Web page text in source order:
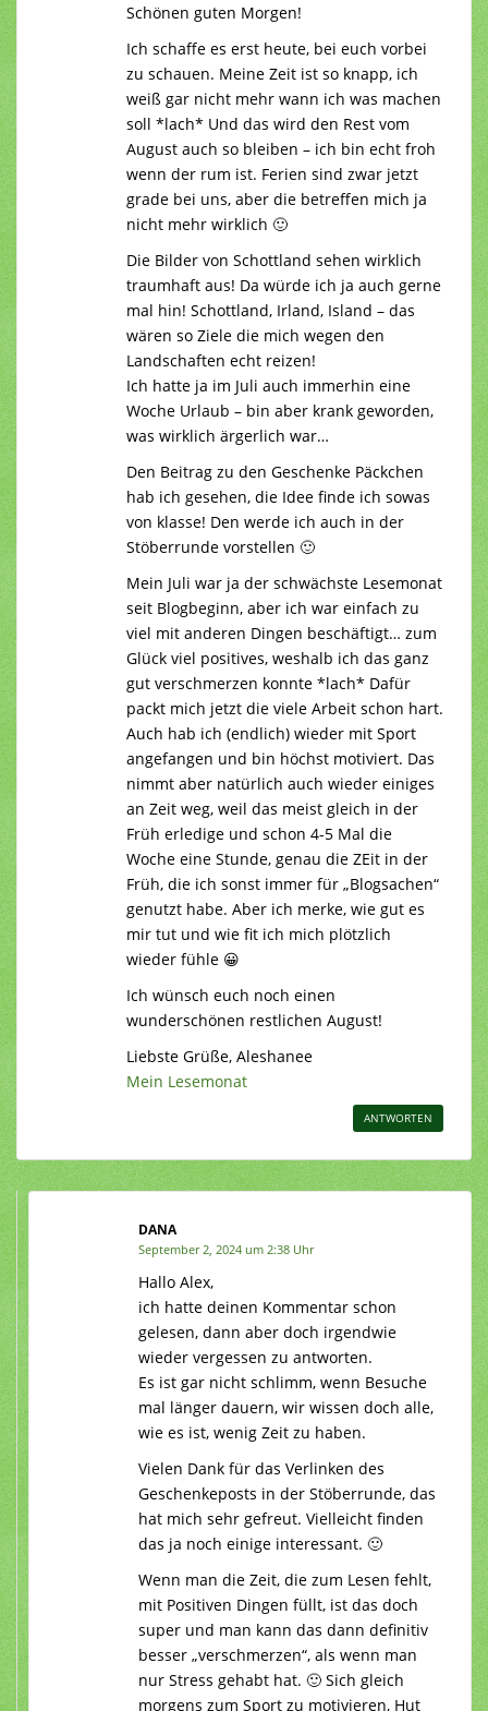
Schönen guten Morgen!
Ich schaffe es erst heute, bei euch vorbei
zu schauen. Meine Zeit ist so knapp, ich
weiß gar nicht mehr wann ich was machen
soll *lach* Und das wird den Rest vom
August auch so bleiben – ich bin echt froh
wenn der rum ist. Ferien sind zwar jetzt
grade bei uns, aber die betreffen mich ja
nicht mehr wirklich 🙂
Die Bilder von Schottland sehen wirklich
traumhaft aus! Da würde ich ja auch gerne
mal hin! Schottland, Irland, Island – das
wären so Ziele die mich wegen den
Landschaften echt reizen!
Ich hatte ja im Juli auch immerhin eine
Woche Urlaub – bin aber krank geworden,
was wirklich ärgerlich war…
Den Beitrag zu den Geschenke Päckchen
hab ich gesehen, die Idee finde ich sowas
von klasse! Den werde ich auch in der
Stöberrunde vorstellen 🙂
Mein Juli war ja der schwächste Lesemonat
seit Blogbeginn, aber ich war einfach zu
viel mit anderen Dingen beschäftigt… zum
Glück viel positives, weshalb ich das ganz
gut verschmerzen konnte *lach* Dafür
packt mich jetzt die viele Arbeit schon hart.
Auch hab ich (endlich) wieder mit Sport
angefangen und bin höchst motiviert. Das
nimmt aber natürlich auch wieder einiges
an Zeit weg, weil das meist gleich in der
Früh erledige und schon 4-5 Mal die
Woche eine Stunde, genau die ZEit in der
Früh, die ich sonst immer für „Blogsachen“
genutzt habe. Aber ich merke, wie gut es
mir tut und wie fit ich mich plötzlich
wieder fühle 😀
Ich wünsch euch noch einen
wunderschönen restlichen August!
Liebste Grüße, Aleshanee
Mein Lesemonat
ANTWORTEN
DANA
September 2, 2024 um 2:38 Uhr
Hallo Alex,
ich hatte deinen Kommentar schon
gelesen, dann aber doch irgendwie
wieder vergessen zu antworten.
Es ist gar nicht schlimm, wenn Besuche
mal länger dauern, wir wissen doch alle,
wie es ist, wenig Zeit zu haben.
Vielen Dank für das Verlinken des
Geschenkeposts in der Stöberrunde, das
hat mich sehr gefreut. Vielleicht finden
das ja noch einige interessant. 🙂
Wenn man die Zeit, die zum Lesen fehlt,
mit Positiven Dingen füllt, ist das doch
super und man kann das dann definitiv
besser „verschmerzen“, als wenn man
nur Stress gehabt hat. 🙂 Sich gleich
morgens zum Sport zu motivieren, Hut